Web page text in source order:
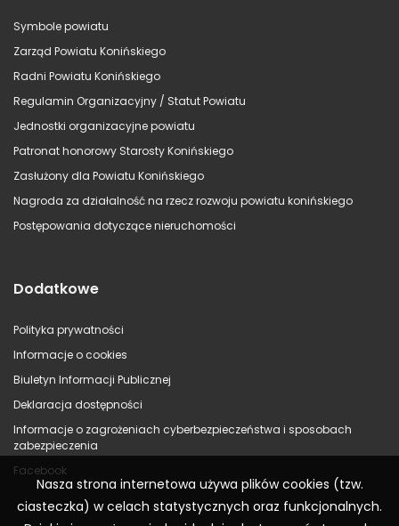
Symbole powiatu
Zarząd Powiatu Konińskiego
Radni Powiatu Konińskiego
Regulamin Organizacyjny / Statut Powiatu
Jednostki organizacyjne powiatu
Patronat honorowy Starosty Konińskiego
Zasłużony dla Powiatu Konińskiego
Nagroda za działalność na rzecz rozwoju powiatu konińskiego
Postępowania dotyczące nieruchomości
Dodatkowe
Polityka prywatności
Informacje o cookies
Biuletyn Informacji Publicznej
Deklaracja dostępności
Informacje o zagrożeniach cyberbezpieczeństwa i sposobach
zabezpieczenia
Facebook
Nasza strona internetowa używa plików cookies (tzw.
ciasteczka) w celach statystycznych oraz funkcjonalnych.